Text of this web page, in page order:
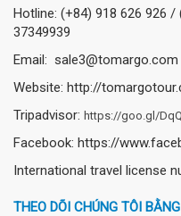
Hotline: (+84) 918 626 926
37349939
Email: sale3@tomargo.com
Website: http://
Tripadvisor: https://goo.gl/
Facebook: https://
International travel license
THEO DÕI CHÚNG TÔI